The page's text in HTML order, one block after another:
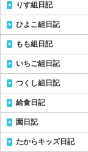
りす組日記
ひよこ組日記
もも組日記
いちご組日記
つくし組日記
給食日記
園日記
たからキッズ日記